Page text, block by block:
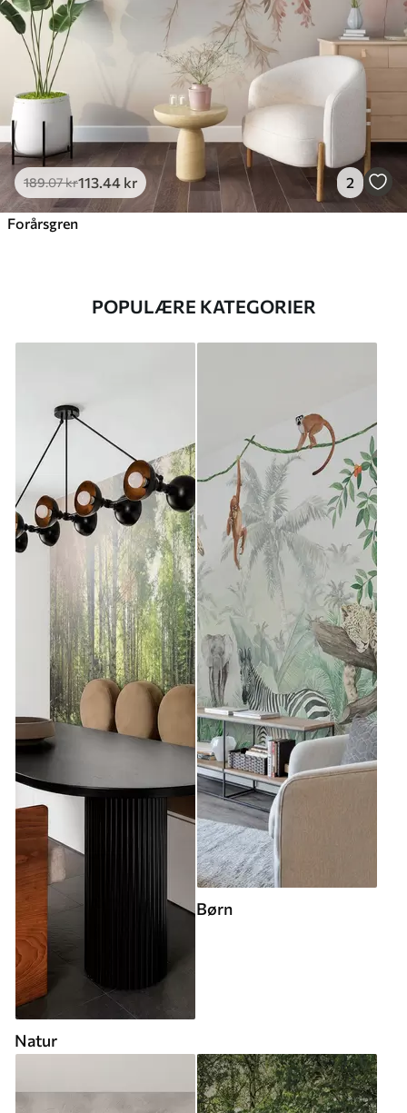
189.07kr113 .44 kr 2
Forårsgren
POPULÆRE KATEGORIER
Natur
Børn